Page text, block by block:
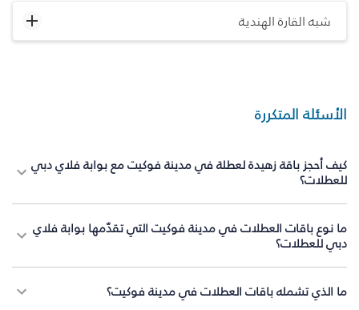
شبه القارة الهندية
الأسئلة المتكررة
كيف أحجز باقة زهيدة لعطلة في مدينة فوكيت مع بوابة فلاي دبي
للعطلات؟
ما نوع باقات العطلات في مدينة فوكيت التي تقدّمها بوابة فلاي
دبي للعطلات؟
ما الذي تشمله باقات العطلات في مدينة فوكيت؟